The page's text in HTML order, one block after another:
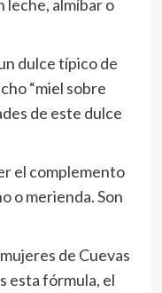
leche, almíbar o
dulce típico de
“miel sobre
de este dulce
el complemento
o merienda. Son
de Cuevas
esta fórmula, el